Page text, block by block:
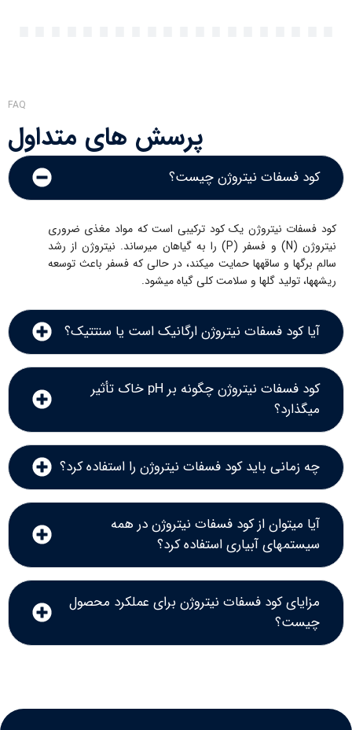
FAQ
پرسش های متداول
کود فسفات نیتروژن چیست؟
کود فسفات نیتروژن یک کود ترکیبی است که مواد مغذی ضروری
نیتروژن (N) و فسفر (P) را به گیاهان میرساند. نیتروژن از رشد
سالم برگها و ساقهها حمایت میکند، در حالی که فسفر باعث توسعه
ریشهها، تولید گلها و سلامت کلی گیاه میشود.
آیا کود فسفات نیتروژن ارگانیک است یا سنتتیک؟
کود فسفات نیتروژن چگونه بر pH خاک تأثیر
میگذارد؟
چه زمانی باید کود فسفات نیتروژن را استفاده کرد؟
آیا میتوان از کود فسفات نیتروژن در همه
سیستمهای آبیاری استفاده کرد؟
مزایای کود فسفات نیتروژن برای عملکرد محصول
چیست؟